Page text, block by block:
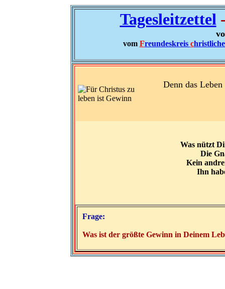
Tagesleitzettel
vom Freundeskreis c
Denn das
Was nützt
Die
Kein
Ihn
Frage:
Was ist der größte Gewinn in Deinem